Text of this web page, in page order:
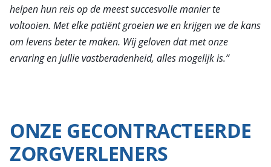
helpen hun reis op de meest succesvolle manier te
voltooien. Met elke patiënt groeien we en krijgen we de kans
om levens beter te maken. Wij geloven dat met onze
ervaring en jullie vastberadenheid, alles mogelijk is.”
ONZE GECONTRACTEERDE
ZORGVERLENERS